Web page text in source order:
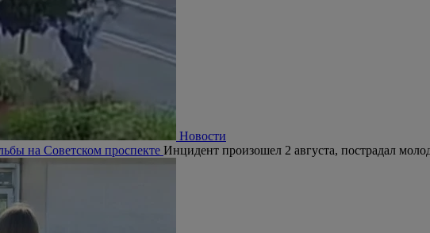
Новости
на Советском проспекте Инцидент произошел 2 августа, пострадал